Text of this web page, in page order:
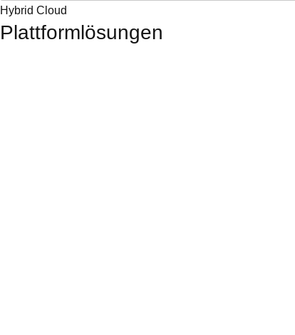
Hybrid Cloud
Plattformlösungen